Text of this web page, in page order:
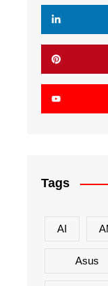
Tags
AI
Asus